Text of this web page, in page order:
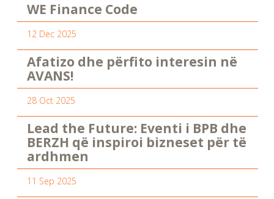
WE Finance Code
12 Dec 2025
Afatizo dhe përfito interesin në
AVANS!
28 Oct 2025
Lead the Future: Eventi i BPB dhe
BERZH që inspiroi bizneset për të
ardhmen
11 Sep 2025